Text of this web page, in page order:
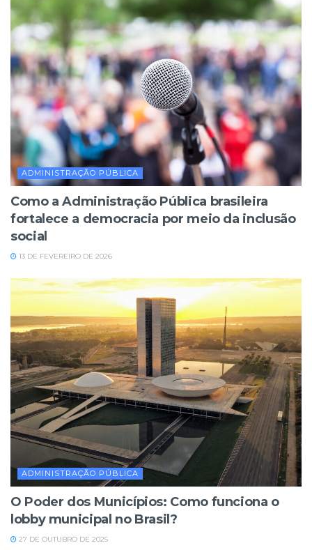
ADMINISTRAÇÃO PÚBLICA
Como a Administração Pública brasileira
fortalece a democracia por meio da inclusão
social
13 DE FEVEREIRO DE 2026
ADMINISTRAÇÃO PÚBLICA
O Poder dos Municípios: Como funciona o
lobby municipal no Brasil?
27 DE OUTUBRO DE 2025